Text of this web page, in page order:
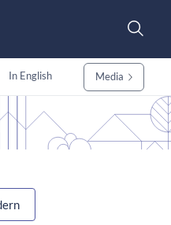
In English Media